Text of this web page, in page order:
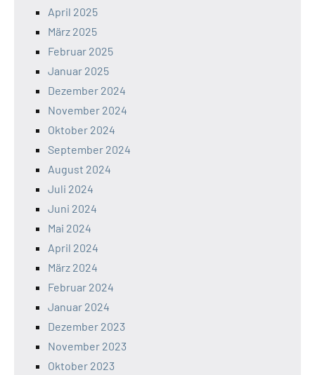
April 2025
März 2025
Februar 2025
Januar 2025
Dezember 2024
November 2024
Oktober 2024
September 2024
August 2024
Juli 2024
Juni 2024
Mai 2024
April 2024
März 2024
Februar 2024
Januar 2024
Dezember 2023
November 2023
Oktober 2023